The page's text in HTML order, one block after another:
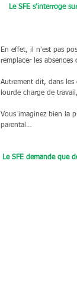
Le SFE s'interroge
En effet, il n'est pas
remplacer les
Autrement dit, dans les
lourde charge de travail,
Vous imaginez bien la
parental…
Le SFE demande que